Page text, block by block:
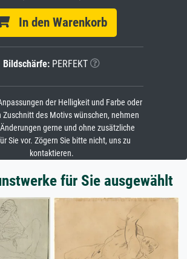
In den Warenkorb
Bildschärfe: PERFEKT
der Helligkeit und Farbe oder
Zuschnitt des Motivs wünschen, nehmen
gerne und ohne zusätzliche
Sie vor. Zögern Sie bitte nicht, uns zu
kontaktieren.
für Sie ausgewählt